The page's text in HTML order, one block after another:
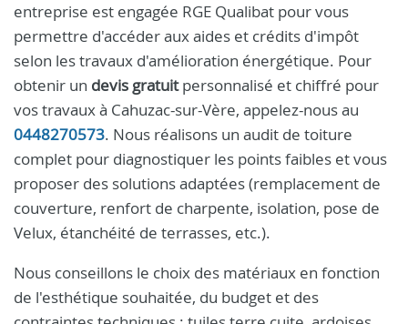
entreprise est engagée RGE Qualibat pour vous
permettre d'accéder aux aides et crédits d'impôt
selon les travaux d'amélioration énergétique. Pour
obtenir un devis gratuitpersonnalisé et chiffré pour
vos travaux à Cahuzac-sur-Vère, appelez-nous au
0448270573. Nous réalisons un audit de toiture
complet pour diagnostiquer les points faibles et vous
proposer des solutions adaptées (remplacement de
couverture, renfort de charpente, isolation, pose de
Velux, étanchéité de terrasses, etc.).
Nous conseillons le choix des matériaux en fonction
de l'esthétique souhaitée, du budget et des